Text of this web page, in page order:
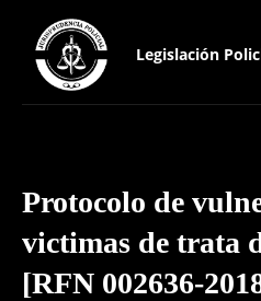
Legislación
Protocolo de
victimas de trata
[RFN 002636-